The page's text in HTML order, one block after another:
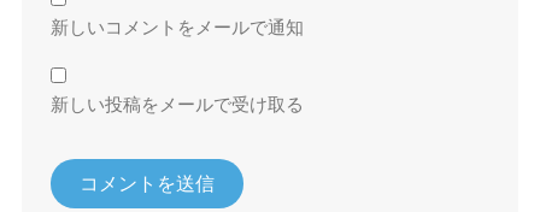
新しいコメントをメールで通知
新しい投稿をメールで受け取る